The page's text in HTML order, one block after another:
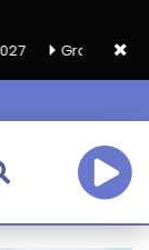
café de rentrée